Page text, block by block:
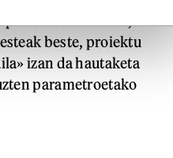
beste, proiektu
izan da hautaketa
parametroetako